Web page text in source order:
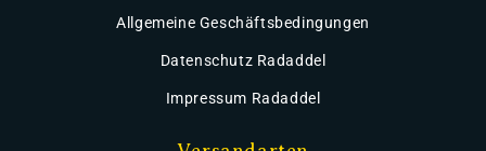
Allgemeine Geschäftsbedingungen
Datenschutz Radaddel
Impressum Radaddel